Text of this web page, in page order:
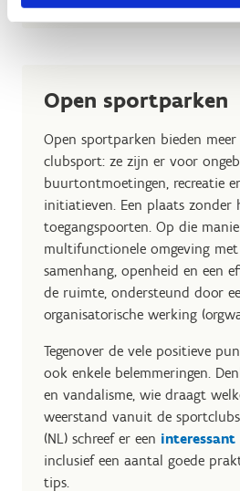
Open sportparken
Open sportparken bieden
clubsport: ze zijn er voor
buurtontmoetingen, recreatie
initiatieven. Een plaats zonder
toegangspoorten. Op die
multifunctionele omgeving
samenhang, openheid en een
de ruimte, ondersteund door
organisatorische werking
Tegenover de vele positieve
ook enkele belemmeringen.
en vandalisme, wie draagt
weerstand vanuit de
(NL) schreef er een
inclusief een aantal goede
tips.